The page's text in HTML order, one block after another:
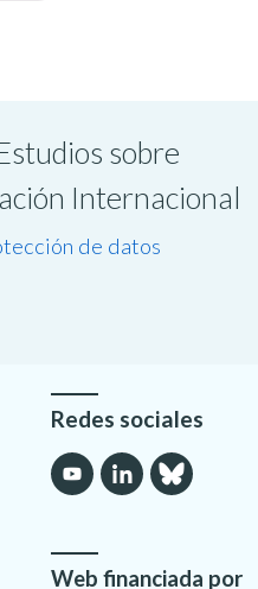
sobre
Internacional
de datos
Redes sociales
Web financiada por